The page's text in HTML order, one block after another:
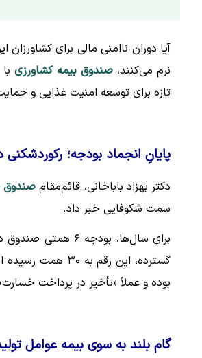
آیا دوران ناامنی مالی برای
نرم می‌کنند، صندوق بیمه کشاورزی
تازه برای توسعه امنیت غذایی و
پایانِ انجماد بودجه؛
دکتر بهزاد باباخانی، قائم‌مقام صندوق
سمت شکوفایی خبر داد.
برای سال‌ها،
بوده و عملاً «تأخیر در پرداخت
گام بلند به سوی بیمه عوامل